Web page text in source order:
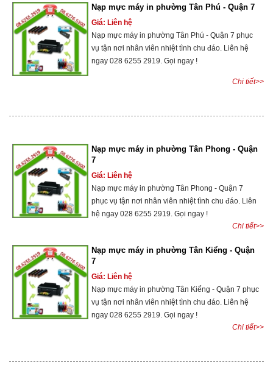
Nạp mực máy in phường Tân Phú - Quận 7
Giá: Liên hệ
Nạp mực máy in phường Tân Phú - Quận 7 phục
vụ tận nơi nhân viên nhiệt tình chu đáo. Liên hệ
ngay 028 6255 2919. Gọi ngay !
Chi tiết>>
Nạp mực máy in phường Tân Phong - Quận
7
Giá: Liên hệ
Nạp mực máy in phường Tân Phong - Quận 7
phục vụ tận nơi nhân viên nhiệt tình chu đáo. Liên
hệ ngay 028 6255 2919. Gọi ngay !
Chi tiết>>
Nạp mực máy in phường Tân Kiểng - Quận
7
Giá: Liên hệ
Nạp mực máy in phường Tân Kiểng - Quận 7 phục
vụ tận nơi nhân viên nhiệt tình chu đáo. Liên hệ
ngay 028 6255 2919. Gọi ngay !
Chi tiết>>